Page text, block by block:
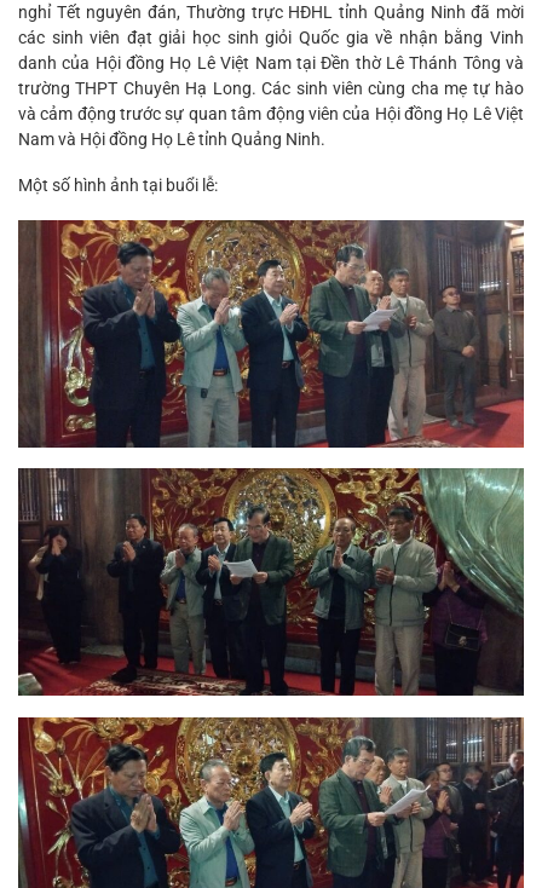
nghỉ Tết nguyên đán, Thường trực HĐHL tỉnh Quảng Ninh đã mời
các sinh viên đạt giải học sinh giỏi Quốc gia về nhận bằng Vinh
danh của Hội đồng Họ Lê Việt Nam tại Đền thờ Lê Thánh Tông và
trường THPT Chuyên Hạ Long. Các sinh viên cùng cha mẹ tự hào
và cảm động trước sự quan tâm động viên của Hội đồng Họ Lê Việt
Nam và Hội đồng Họ Lê tỉnh Quảng Ninh.
Một số hình ảnh tại buổi lễ: